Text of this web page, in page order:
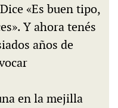
«Es buen tipo,
Y ahora tenés
años de
en la mejilla